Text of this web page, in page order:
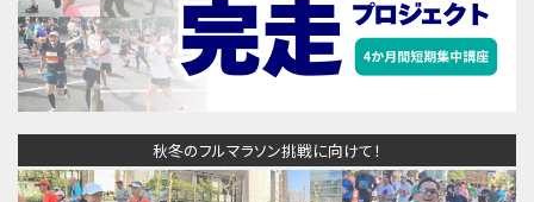
秋冬のフルマラソン挑戦に向けて！